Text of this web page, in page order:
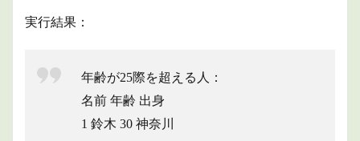
実行結果：
年齢が25際を超える人：
名前 年齢 出身
1 鈴木 30 神奈川